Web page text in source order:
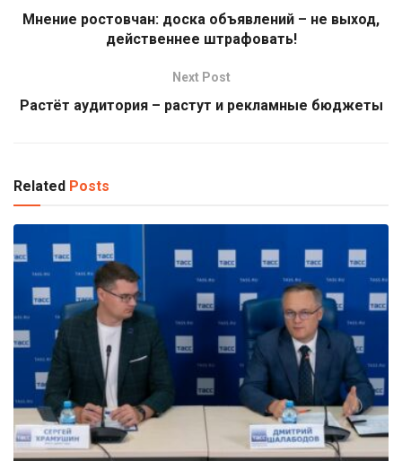
Мнение ростовчан: доска объявлений – не выход,
действеннее штрафовать!
Next Post
Растёт аудитория – растут и рекламные бюджеты
Related Posts